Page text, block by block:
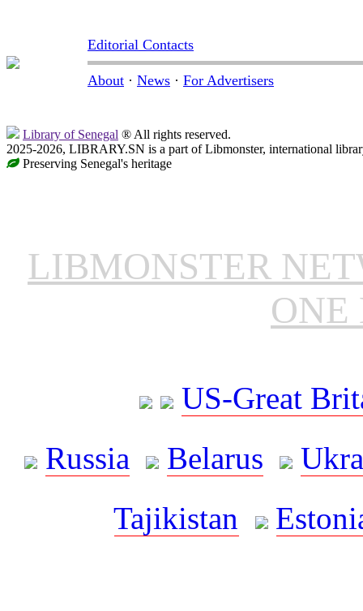
Editorial Contacts
About · News · For Advertisers
Library of Senegal ® All rights reserved.
2025-2026, LIBRARY.SN is a part of Libmonster, international
Preserving Senegal's heritage
LIBMONSTER
ONE
US-Great
Russia
Belarus
Tajikistan